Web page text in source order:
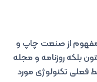
از صنعت چاپ و
بلکه روزنامه و مجله
فعلی تکنولوژی مورد